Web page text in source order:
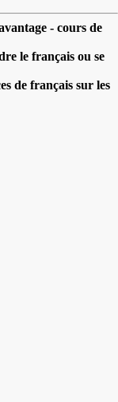
- cours de
le français ou se
de français sur les